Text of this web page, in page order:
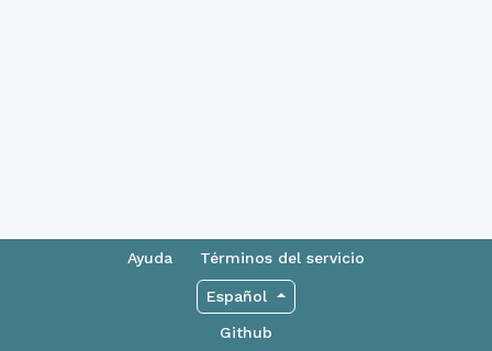
Ayuda Términos del servicio
Español
Github